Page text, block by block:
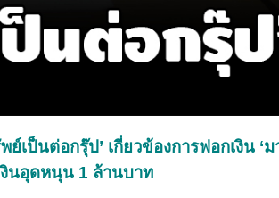
ป็นต่อกรุ๊ป’ เกี่ยวข้องการฟอกเงิน ‘ม
งินอุดหนุน 1 ล้านบาท